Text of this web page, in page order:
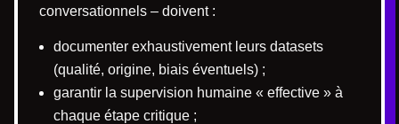
conversationnels – doivent :
documenter exhaustivement leurs datasets
(qualité, origine, biais éventuels) ;
garantir la supervision humaine « effective » à
chaque étape critique ;